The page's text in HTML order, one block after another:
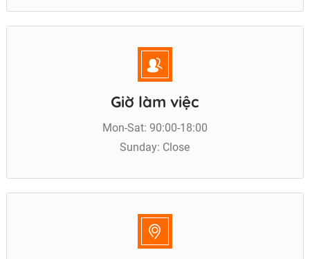
Giờ làm việc
Mon-Sat: 90:00-18:00
Sunday: Close